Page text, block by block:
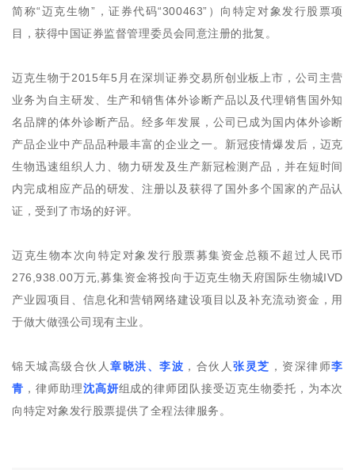
简称“迈克生物”，证券代码“300463”）向特定对象发行股票项
目，获得中国证券监督管理委员会同意注册的批复。
迈克生物于2015年5月在深圳证券交易所创业板上市，公司主营
业务为自主研发、生产和销售体外诊断产品以及代理销售国外知
名品牌的体外诊断产品。经多年发展，公司已成为国内体外诊断
产品企业中产品品种最丰富的企业之一。新冠疫情爆发后，迈克
生物迅速组织人力、物力研发及生产新冠检测产品，并在短时间
内完成相应产品的研发、注册以及获得了国外多个国家的产品认
证，受到了市场的好评。
迈克生物本次向特定对象发行股票募集资金总额不超过人民币
276,938.00万元,募集资金将投向于迈克生物天府国际生物城IVD
产业园项目、信息化和营销网络建设项目以及补充流动资金，用
于做大做强公司现有主业。
锦天城高级合伙人章晓洪、李波 ，合伙人张灵芝 ，资深律师李
青 ，律师助理沈高妍组成的律师团队接受迈克生物委托，为本次
向特定对象发行股票提供了全程法律服务。